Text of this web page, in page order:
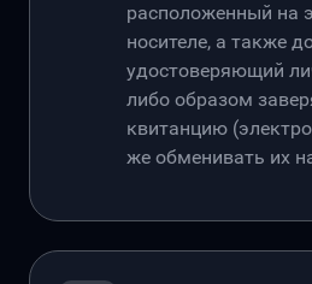
расположенный на
носителе, а также
удостоверяющий
либо образом
квитанцию
же обменивать их